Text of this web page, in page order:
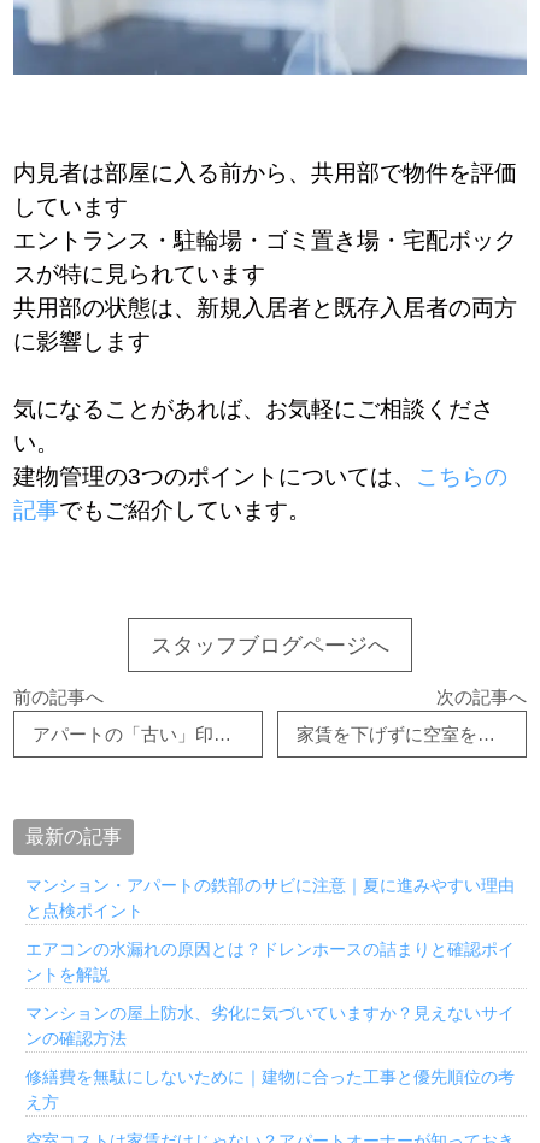
内見者は部屋に入る前から、共用部で物件を評価
しています
エントランス・駐輪場・ゴミ置き場・宅配ボック
スが特に見られています
共用部の状態は、新規入居者と既存入居者の両方
に影響します
気になることがあれば、お気軽にご相談くださ
い。
建物管理の3つのポイントについては、 こちらの
記事でもご紹介しています。
スタッフブログページへ
前の記事へ
アパートの「古い」印象を改善する方法｜築年数より見た目が入居率を左右する
次の記事へ
家賃を下げずに空室を埋める方法｜賃貸オーナーが見直すべきポイント
最新の記事
マンション・アパートの鉄部のサビに注意｜夏に進みやすい理由
と点検ポイント
エアコンの水漏れの原因とは？ドレンホースの詰まりと確認ポイ
ントを解説
マンションの屋上防水、劣化に気づいていますか？見えないサイ
ンの確認方法
修繕費を無駄にしないために｜建物に合った工事と優先順位の考
え方